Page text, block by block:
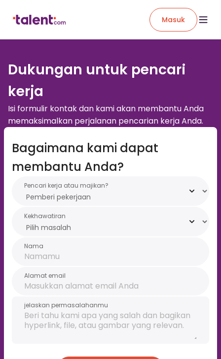
Masuk
Dukungan untuk pencari
kerja
Isi formulir kontak dan kami akan membantu Anda
memaksimalkan perjalanan pencarian kerja Anda.
Bagaimana kami dapat
membantu Anda?
Pencari kerja atau majikan?
Kekhawatiran
Nama
Alamat email
jelaskan permasalahanmu